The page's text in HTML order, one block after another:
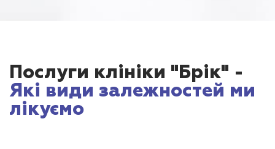
Послуги клініки "Брік" -
Які види залежностей ми
лікуємо